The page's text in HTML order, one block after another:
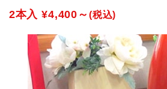
2本入 ¥4,400～ (税込)